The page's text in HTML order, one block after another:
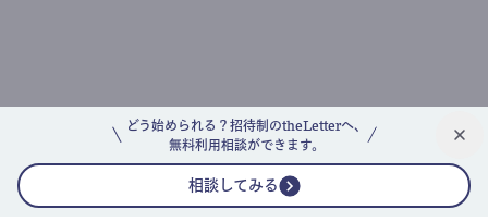
どう始められる？招待制のtheLetterへ、
無料利用相談ができます。
相談してみる